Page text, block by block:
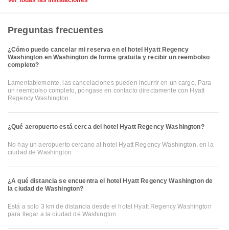
Preguntas frecuentes
¿Cómo puedo cancelar mi reserva en el hotel Hyatt Regency
Washington en Washington de forma gratuita y recibir un reembolso
completo?
Lamentablemente, las cancelaciones pueden incurrir en un cargo. Para
un reembolso completo, póngase en contacto directamente con Hyatt
Regency Washington.
¿Qué aeropuerto está cerca del hotel Hyatt Regency Washington?
No hay un aeropuerto cercano al hotel Hyatt Regency Washington, en la
ciudad de Washington
¿A qué distancia se encuentra el hotel Hyatt Regency Washington de
la ciudad de Washington?
Está a solo 3 km de distancia desde el hotel Hyatt Regency Washington
para llegar a la ciudad de Washington